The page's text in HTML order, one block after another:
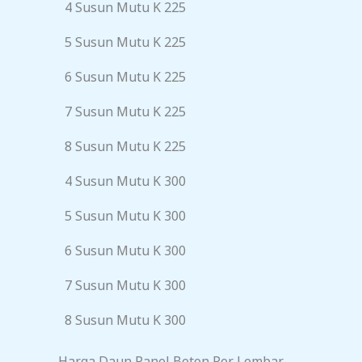
4 Susun Mutu K 225
5 Susun Mutu K 225
6 Susun Mutu K 225
7 Susun Mutu K 225
8 Susun Mutu K 225
4 Susun Mutu K 300
5 Susun Mutu K 300
6 Susun Mutu K 300
7 Susun Mutu K 300
8 Susun Mutu K 300